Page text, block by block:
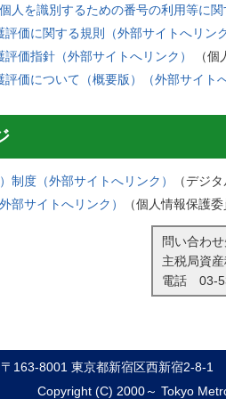
人を識別するための番号の利用等に関
価に関する規則（外部サイトへリンク
価指針（外部サイトへリンク）
（
価について（概要版）（外部サイト
制度（外部サイトへリンク）
（デジ
部サイトへリンク）
（個人情報保護
問い合わ
主税局資
電話 03-
〒163-8001 東京都新宿区西新宿2-8-1
Copyright (C) 2000～ Tokyo